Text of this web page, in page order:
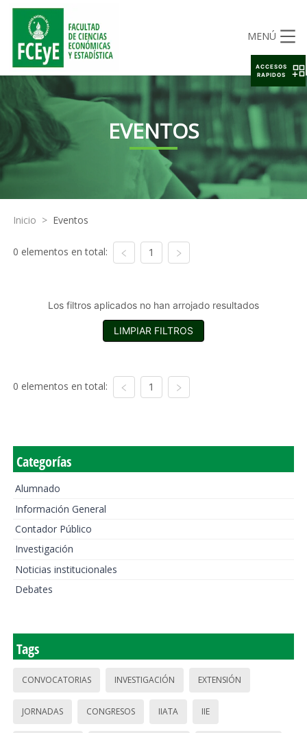
MENÚ
EVENTOS
Inicio > Eventos
0 elementos en total: 1
Los filtros aplicados no han arrojado resultados
LIMPIAR FILTROS
0 elementos en total: 1
Categorías
Alumnado
Información General
Contador Público
Investigación
Noticias institucionales
Debates
Tags
CONVOCATORIAS INVESTIGACIÓN EXTENSIÓN
JORNADAS CONGRESOS IIATA IIE
ACCESOS
RAPIDOS